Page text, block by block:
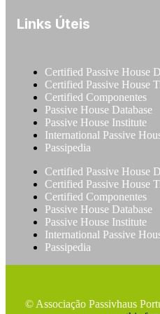
Links Úteis
Certified Passive House
Certified Passive House
Certified Componentes
Passive House Database
Passive House Institute
International Passive
Passipedia
Certified Passive House
Certified Passive House
Certified Componentes
Passive House Database
Passive House Institute
International Passive
Passipedia
© Associação Passivhaus